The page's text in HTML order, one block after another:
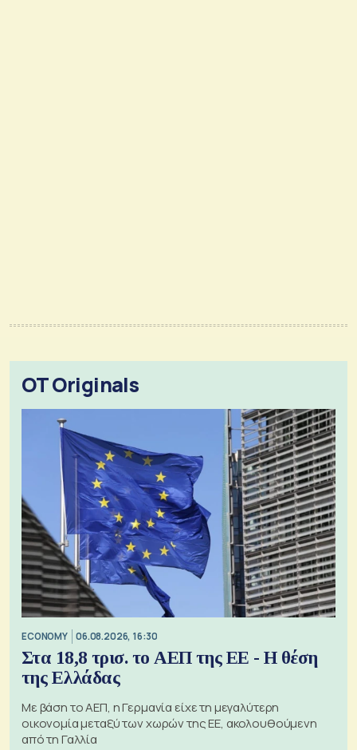
OT Originals
ECONOMY 06.08.2026, 16:30
Στα 18,8 τρισ. το ΑΕΠ της ΕΕ - Η θέση
της Ελλάδας
Με βάση το ΑΕΠ, η Γερμανία είχε τη μεγαλύτερη
οικονομία μεταξύ των χωρών της ΕΕ, ακολουθούμενη
από τη Γαλλία